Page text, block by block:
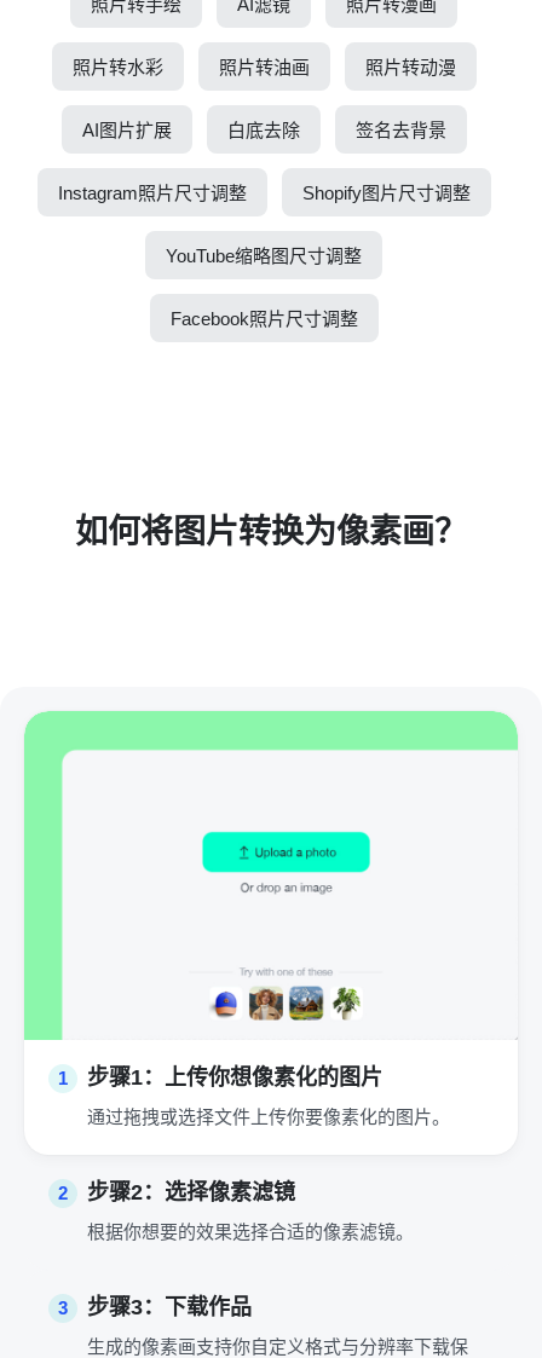
照片转手绘 AI滤镜 照片转漫画
照片转水彩 照片转油画 照片转动漫
AI图片扩展 白底去除 签名去背景
Instagram照片尺寸调整 Shopify图片尺寸调整
YouTube缩略图尺寸调整
Facebook照片尺寸调整
如何将图片转换为像素画？
1 步骤1：上传你想像素化的图片
通过拖拽或选择文件上传你要像素化的图片。
2 步骤2：选择像素滤镜
根据你想要的效果选择合适的像素滤镜。
3 步骤3：下载作品
生成的像素画支持你自定义格式与分辨率下载保